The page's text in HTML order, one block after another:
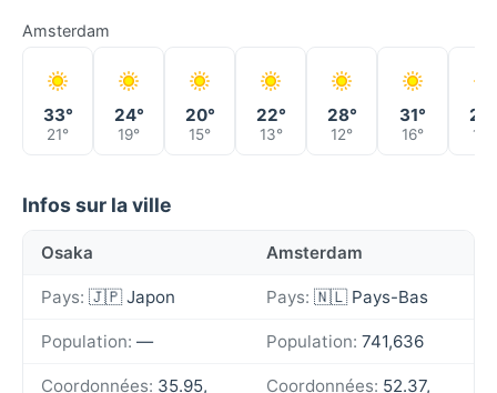
Amsterdam
33°
21°
24°
19°
20°
15°
22°
13°
28°
12°
31°
16° 17°
Infos sur la ville
Osaka Amsterdam
Pays: 🇯🇵 Japon Pays: 🇳🇱 Pays-Bas
Population: — Population: 741,636
Coordonnées: 35.95, Coordonnées: 52.37,